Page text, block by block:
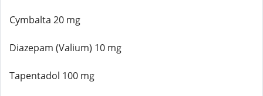
Cymbalta 20 mg
Diazepam (Valium) 10 mg
Tapentadol 100 mg